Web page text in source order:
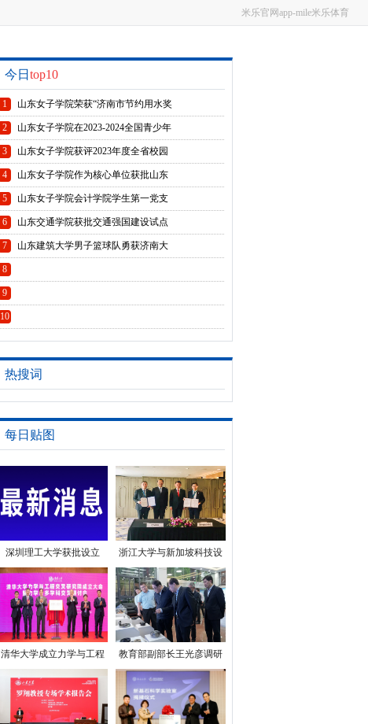
米乐官网app-mile米乐体育
今日 top10
1 山东女子学院荣获“济南市节约用水奖
励单位”一等奖
2 山东女子学院在2023-2024全国青少年
校园足球联赛大学女子组总决赛勇夺
第五
3 山东女子学院获评2023年度全省校园
安全工作突出集体
4 山东女子学院作为核心单位获批山东
省重点领域教学改革试点项目
5 山东女子学院会计学院学生第一党支
部入选全国党建工作样板支部培育单
位
6 山东交通学院获批交通强国建设试点
单位
7 ​山东建筑大学男子篮球队勇获济南大
8
9
10
热搜词
每日贴图
深圳理工大学获批设立 浙江大学与新加坡科技设
计大学签订新一轮合作备
忘录
清华大学成立力学与工程
交叉研究院
教育部副部长王光彦调研
重庆大学